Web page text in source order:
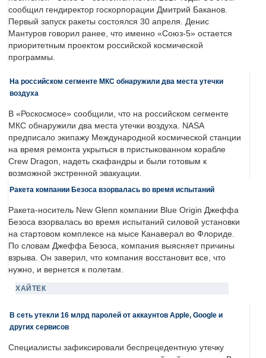
сообщил гендиректор госкорпорации Дмитрий Баканов.
Первый запуск ракеты состоялся 30 апреля. Денис
Мантуров говорил ранее, что именно «Союз-5» остается
приоритетным проектом российской космической
программы.
На российском сегменте МКС обнаружили два места утечки
воздуха
В «Роскосмосе» сообщили, что на российском сегменте
МКС обнаружили два места утечки воздуха. NASA
предписало экипажу Международной космической станции
на время ремонта укрыться в пристыкованном корабле
Crew Dragon, надеть скафандры и были готовым к
возможной экстренной эвакуации.
Ракета компании Безоса взорвалась во время испытаний
Ракета-носитель New Glenn компании Blue Origin Джеффа
Безоса взорвалась во время испытаний силовой установки
на стартовом комплексе на мысе Канаверал во Флориде.
По словам Джеффа Безоса, компания выясняет причины
взрыва. Он заверил, что компания восстановит все, что
нужно, и вернется к полетам.
ХАЙТЕК
В сеть утекли 16 млрд паролей от аккаунтов Apple, Google и
других сервисов
Специалисты зафиксировали беспрецедентную утечку